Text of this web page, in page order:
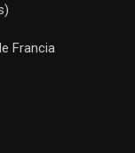
Francia